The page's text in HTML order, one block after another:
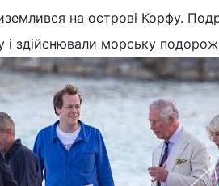
на острові Корфу.
і здійснювали морську подорож